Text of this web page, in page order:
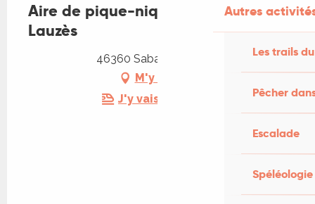
Autres
Les trails
Pêcher
Escalade
Spéléologie
Aire de pique-nique de Sabadel-
Lauzès
46360 Sabadel-Lauzès
M'y rendre
J'y vais en train !